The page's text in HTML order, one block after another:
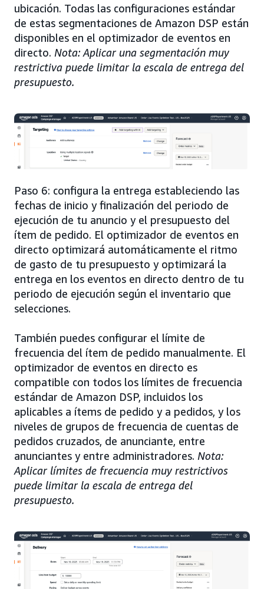
ubicación. Todas las configuraciones estándar
de estas segmentaciones de Amazon DSP están
disponibles en el optimizador de eventos en
directo. Nota: Aplicar una segmentación muy
restrictiva puede limitar la escala de entrega del
presupuesto.
Paso 6: configura la entrega estableciendo las
fechas de inicio y finalización del periodo de
ejecución de tu anuncio y el presupuesto del
ítem de pedido. El optimizador de eventos en
directo optimizará automáticamente el ritmo
de gasto de tu presupuesto y optimizará la
entrega en los eventos en directo dentro de tu
periodo de ejecución según el inventario que
selecciones.
También puedes configurar el límite de
frecuencia del ítem de pedido manualmente. El
optimizador de eventos en directo es
compatible con todos los límites de frecuencia
estándar de Amazon DSP, incluidos los
aplicables a ítems de pedido y a pedidos, y los
niveles de grupos de frecuencia de cuentas de
pedidos cruzados, de anunciante, entre
anunciantes y entre administradores. Nota:
Aplicar límites de frecuencia muy restrictivos
puede limitar la escala de entrega del
presupuesto.